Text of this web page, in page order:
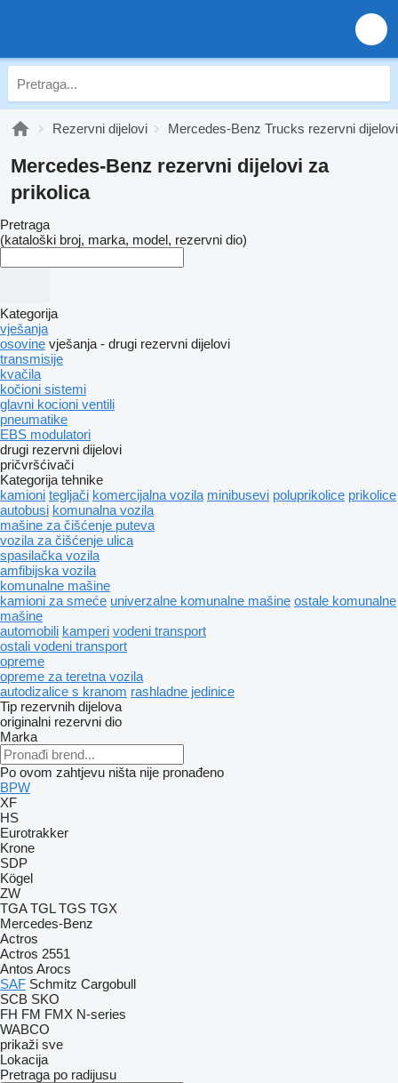
Rezervni dijelovi Mercedes-Benz Trucks rezervni dijelovi
Mercedes-Benz rezervni dijelovi za
prikolica
Pretraga
(kataloški broj, marka, model, rezervni dio)
Kategorija
vješanja
osovine vješanja - drugi rezervni dijelovi
transmisije
kvačila
kočioni sistemi
glavni kocioni ventili
pneumatikе
EBS modulatori
drugi rezervni dijelovi
pričvršćivači
Kategorija tehnike
kamioni tegljači komercijalna vozila minibusevi poluprikolice prikolice
autobusi komunalna vozila
mašine za čišćenje puteva
vozila za čišćenje ulica
spasilačka vozila
amfibijska vozila
komunalne mašine
kamioni za smeće univerzalne komunalne mašine ostale komunalne
mašine
automobili kamperi vodeni transport
ostali vodeni transport
opreme
оpremе za teretna vozila
autodizalice s kranom rashladne jedinice
Tip rezervnih dijelova
originalni rezervni dio
Marka
Po ovom zahtjevu ništa nije pronađeno
BPW
XF
HS
Eurotrakker
Krone
SDP
Kögel
ZW
TGA TGL TGS TGX
Mercedes-Benz
Actros
Actros 2551
Antos Arocs
SAF Schmitz Cargobull
SCB SKO
FH FM FMX N-series
WABCO
prikaži sve
Lokacija
Pretraga po radijusu